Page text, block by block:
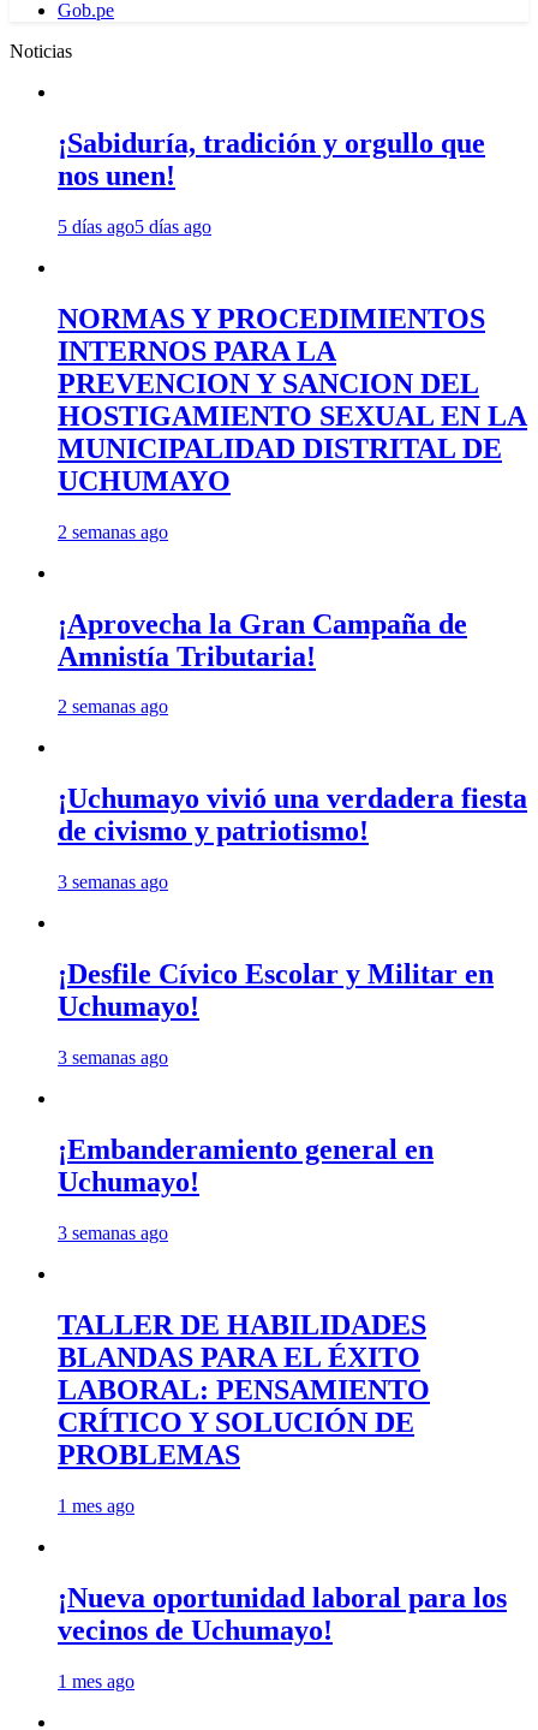
Gob.pe
Noticias
¡Sabiduría, tradición y orgullo que
nos unen!
5 días ago5 días ago
NORMAS Y PROCEDIMIENTOS
INTERNOS PARA LA
PREVENCION Y SANCION DEL
HOSTIGAMIENTO SEXUAL EN LA
MUNICIPALIDAD DISTRITAL DE
UCHUMAYO
2 semanas ago
¡Aprovecha la Gran Campaña de
Amnistía Tributaria!
2 semanas ago
¡Uchumayo vivió una verdadera fiesta
de civismo y patriotismo!
3 semanas ago
¡Desfile Cívico Escolar y Militar en
Uchumayo!
3 semanas ago
¡Embanderamiento general en
Uchumayo!
3 semanas ago
TALLER DE HABILIDADES
BLANDAS PARA EL ÉXITO
LABORAL: PENSAMIENTO
CRÍTICO Y SOLUCIÓN DE
PROBLEMAS
1 mes ago
¡Nueva oportunidad laboral para los
vecinos de Uchumayo!
1 mes ago